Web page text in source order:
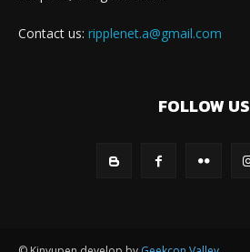
Contact us: ripplenet.a@gmail.com
FOLLOW US